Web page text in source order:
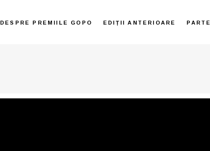
DESPRE PREMIILE GOPO EDIȚII ANTERIOARE